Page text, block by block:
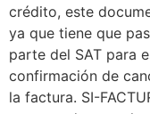
crédito, este
ya que tiene que
parte del SAT para
confirmación de
la factura. SI-